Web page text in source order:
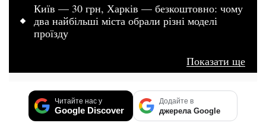
Київ — 30 грн, Харків — безкоштовно: чому
два найбільші міста обрали різні моделі
проїзду
Показати ще
Читайте нас у
Google Discover
Додайте в
джерела Google